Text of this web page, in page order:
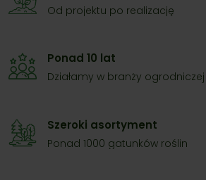
Od projektu po realizację
Ponad 10 lat
Działamy w branży ogrodniczej
Szeroki asortyment
Ponad 1000 gatunków roślin